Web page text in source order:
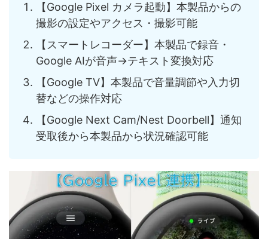
【Google Pixel カメラ起動】本製品からの
撮影の設定やアクセス・撮影可能
【スマートレコーダー】本製品で録音・
Google AIが音声→テキスト変換対応
【Google TV】本製品で音量調節や入力切
替などの操作対応
【Google Next Cam/Nest Doorbell】通知
受取後から本製品から状況確認可能